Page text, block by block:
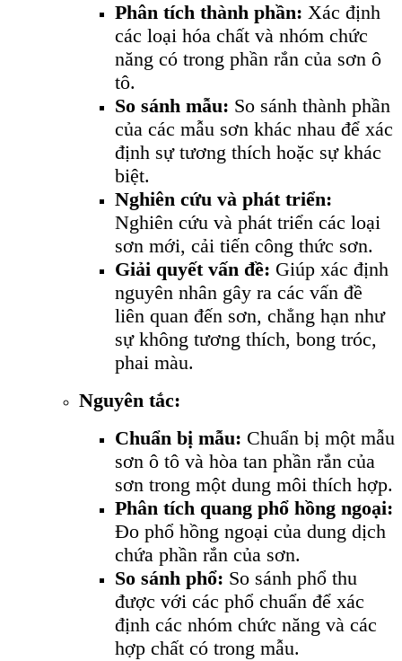
Phân tích thành phần: Xác định
các loại hóa chất và nhóm chức
năng có trong phần rắn của sơn ô
tô.
So sánh mẫu: So sánh thành phần
của các mẫu sơn khác nhau để xác
định sự tương thích hoặc sự khác
biệt.
Nghiên cứu và phát triển:
Nghiên cứu và phát triển các loại
sơn mới, cải tiến công thức sơn.
Giải quyết vấn đề: Giúp xác định
nguyên nhân gây ra các vấn đề
liên quan đến sơn, chẳng hạn như
sự không tương thích, bong tróc,
phai màu.
Nguyên tắc:
Chuẩn bị mẫu: Chuẩn bị một mẫu
sơn ô tô và hòa tan phần rắn của
sơn trong một dung môi thích hợp.
Phân tích quang phổ hồng ngoại:
Đo phổ hồng ngoại của dung dịch
chứa phần rắn của sơn.
So sánh phổ: So sánh phổ thu
được với các phổ chuẩn để xác
định các nhóm chức năng và các
hợp chất có trong mẫu.